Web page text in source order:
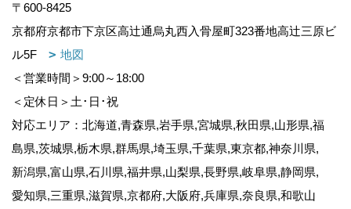
〒600-8425
京都府京都市下京区高辻通烏丸西入骨屋町323番地高辻三原ビ
ル5F
地図
＜営業時間＞9:00～18:00
＜定休日＞土･日･祝
対応エリア：北海道,青森県,岩手県,宮城県,秋田県,山形県,福
島県,茨城県,栃木県,群馬県,埼玉県,千葉県,東京都,神奈川県,
新潟県,富山県,石川県,福井県,山梨県,長野県,岐阜県,静岡県,
愛知県,三重県,滋賀県,京都府,大阪府,兵庫県,奈良県,和歌山